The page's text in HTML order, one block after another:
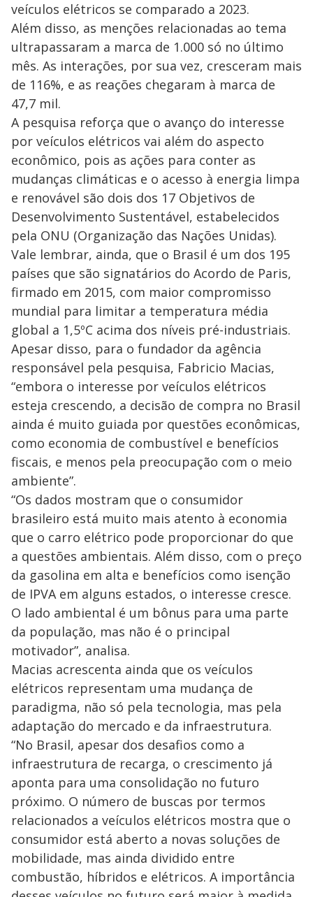
veículos elétricos se comparado a 2023.
Além disso, as menções relacionadas ao tema
ultrapassaram a marca de 1.000 só no último
mês. As interações, por sua vez, cresceram mais
de 116%, e as reações chegaram à marca de
47,7 mil.
A pesquisa reforça que o avanço do interesse
por veículos elétricos vai além do aspecto
econômico, pois as ações para conter as
mudanças climáticas e o acesso à energia limpa
e renovável são dois dos 17 Objetivos de
Desenvolvimento Sustentável, estabelecidos
pela ONU (Organização das Nações Unidas).
Vale lembrar, ainda, que o Brasil é um dos 195
países que são signatários do Acordo de Paris,
firmado em 2015, com maior compromisso
mundial para limitar a temperatura média
global a 1,5ºC acima dos níveis pré-industriais.
Apesar disso, para o fundador da agência
responsável pela pesquisa, Fabricio Macias,
“embora o interesse por veículos elétricos
esteja crescendo, a decisão de compra no Brasil
ainda é muito guiada por questões econômicas,
como economia de combustível e benefícios
fiscais, e menos pela preocupação com o meio
ambiente”.
“Os dados mostram que o consumidor
brasileiro está muito mais atento à economia
que o carro elétrico pode proporcionar do que
a questões ambientais. Além disso, com o preço
da gasolina em alta e benefícios como isenção
de IPVA em alguns estados, o interesse cresce.
O lado ambiental é um bônus para uma parte
da população, mas não é o principal
motivador”, analisa.
Macias acrescenta ainda que os veículos
elétricos representam uma mudança de
paradigma, não só pela tecnologia, mas pela
adaptação do mercado e da infraestrutura.
“No Brasil, apesar dos desafios como a
infraestrutura de recarga, o crescimento já
aponta para uma consolidação no futuro
próximo. O número de buscas por termos
relacionados a veículos elétricos mostra que o
consumidor está aberto a novas soluções de
mobilidade, mas ainda dividido entre
combustão, híbridos e elétricos. A importância